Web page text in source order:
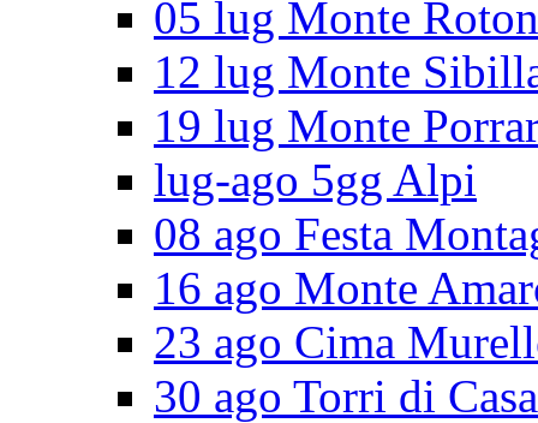
05 lug Monte
12 lug Monte
19 lug Monte
lug-ago 5gg Alpi
08 ago Festa
16 ago Monte
23 ago Cima
30 ago Torri di